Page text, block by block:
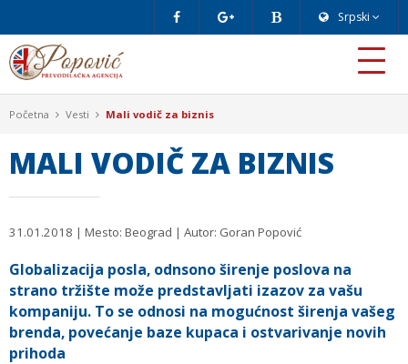
Srpski
Početna Vesti Mali vodič za biznis
MALI VODIČ ZA BIZNIS
31.01.2018 | Mesto: Beograd | Autor: Goran Popović
Globalizacija posla, odnsono širenje poslova na
strano tržište može predstavljati izazov za vašu
kompaniju. To se odnosi na mogućnost širenja vašeg
brenda, povećanje baze kupaca i ostvarivanje novih
prihoda